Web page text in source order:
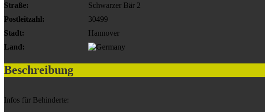
Straße:
Schwarzer Bär 2
Postleitzahl:
30499
Stadt:
Hannover
Land:
Beschreibung
Infos für Behinderte: